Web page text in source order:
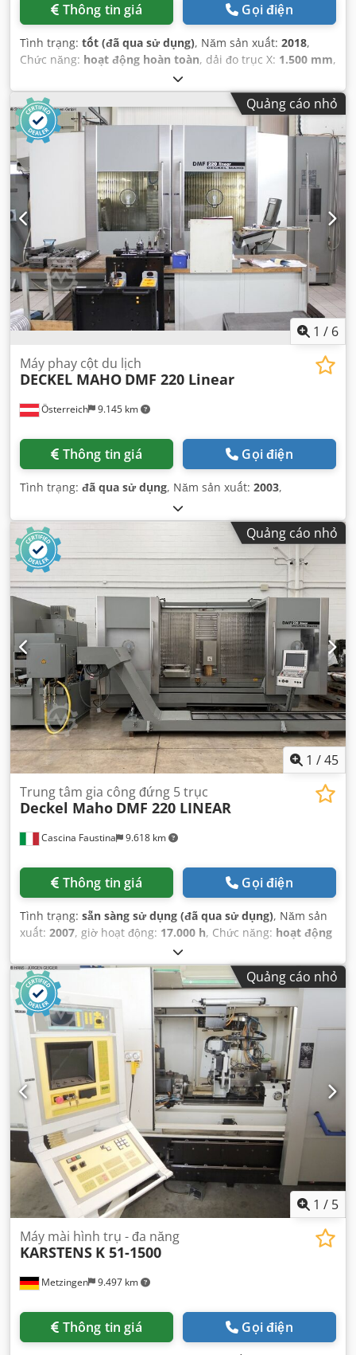
Thông tin giá Gọi điện
Tình trạng: tốt (đã qua sử dụng), Năm sản xuất: 2018,
Chức năng: hoạt động hoàn toàn, dải đo trục X: 1.500 mm,
, phạm vi đo trục Z:
Quảng cáo nhỏ
1 / 6
Österreich 9.145 km
Máy phay cột du lịch
DECKEL MAHO DMF 220 Linear
Thông tin giá Gọi điện
Tình trạng: đã qua sử dụng, Năm sản xuất: 2003,
Quảng cáo nhỏ
1 /45
Cascina Faustina 9.618 km
Trung tâm gia công đứng 5 trục
Deckel Maho DMF 220 LINEAR
Thông tin giá Gọi điện
Tình trạng: sẵn sàng sử dụng (đã qua sử dụng), Năm sản
xuất: 2007, giờ hoạt động: 17.000 h, Chức năng: hoạt động
, khoảng cách di chuyển trục X:
khoảng cách di chuyển trục Y:560 mm, khoảng cách di
chuyển trục Z:
, tốc độ chạy nhanh trục X: 100
m/phút, tịnh tiến nhanh trục Y:50 m/phút, hành trình
nhanh trục Z:50 m/phút, nhà sản xuất bộ điều khiển:
HEIDENHAIN, mô hình bộ điều khiển:I TNC 530, tốc độ
trục chính (tối đa):
18.000 vòng/phút, giờ hoạt động của
trục chính:
17.000 h, mũi trục chính:BT 40, số lượng khe
trong băng nạp dụng cụ: 60, Thiết bị:băng tải phoi, tài
liệu / sổ tay hướng dẫn, tốc độ quay thay đổi vô cấp
Quảng cáo nhỏ
1 / 5
Metzingen 9.497 km
Máy mài hình trụ - đa năng
KARSTENS K 51-1500
Thông tin giá Gọi điện